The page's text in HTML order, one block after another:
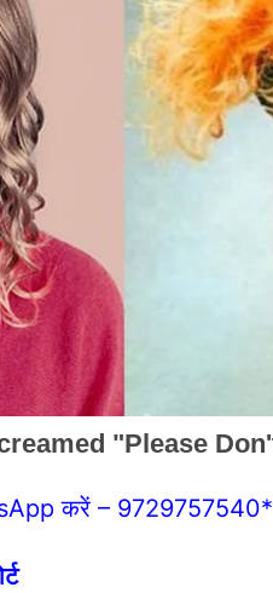
करें – 9729757540*